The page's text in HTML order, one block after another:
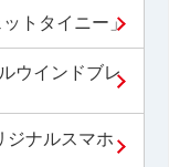
トタイニー」
ウインドブレ
ジナルスマホ